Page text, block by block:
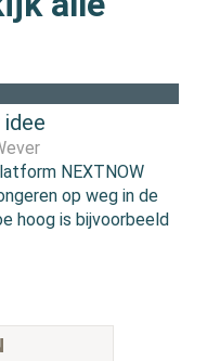
NEXTNOW
op weg in de
hoog is bijvoorbeeld